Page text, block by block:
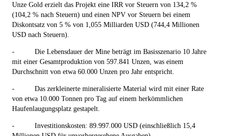
Unze Gold erzielt das Projekt eine IRR vor Steuern von 134,2 %
(104,2 % nach Steuern) und einen NPV vor Steuern bei einem
Diskontsatz von 5 % von 1,055 Milliarden USD (744,4 Millionen
USD nach Steuern).
-
Die Lebensdauer der Mine beträgt im Basisszenario 10 Jahre
mit einer Gesamtproduktion von 597.841 Unzen, was einem
Durchschnitt von etwa 60.000 Unzen pro Jahr entspricht.
-
Das zerkleinerte mineralisierte Material wird mit einer Rate
von etwa 10.000 Tonnen pro Tag auf einem herkömmlichen
Haufenlaugungsplatz gestapelt.
-
Investitionskosten: 89.997.000 USD (einschließlich 15,4